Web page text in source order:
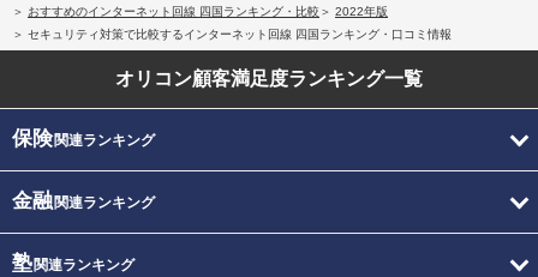
おすすめのインターネット回線 四国ランキング・比較
2022年版
セキュリティ対策で比較するインターネット回線 四国ランキング・口コミ情報
オリコン顧客満足度ランキング一覧
保険関連ランキング
金融関連ランキング
塾関連ランキング